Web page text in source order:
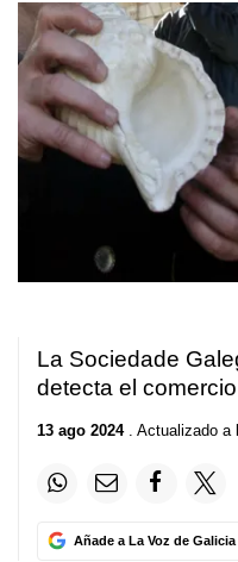
La Sociedade
detecta el
13 ago 2024. Actualizado a
Añade a La Voz de